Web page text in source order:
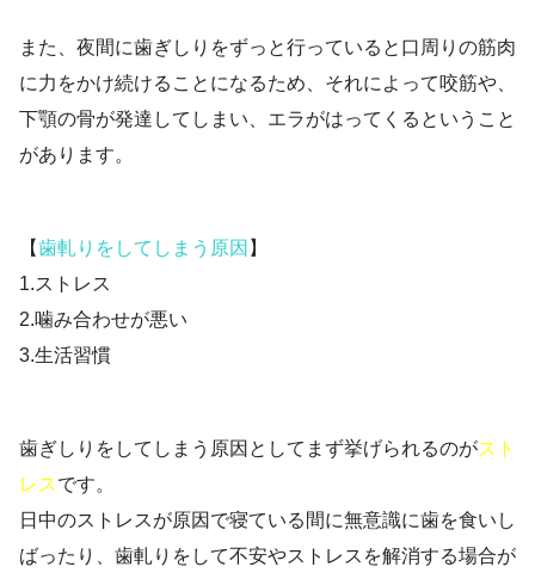
また、夜間に歯ぎしりをずっと行っていると口周りの筋肉
に力をかけ続けることになるため、それによって咬筋や、
下顎の骨が発達してしまい、エラがはってくるということ
があります。
【歯軋りをしてしまう原因 】
1.ストレス
2.噛み合わせが悪い
3.生活習慣
歯ぎしりをしてしまう原因としてまず挙げられるのがスト
レスです。
日中のストレスが原因で寝ている間に無意識に歯を食いし
ばったり、歯軋りをして不安やストレスを解消する場合が